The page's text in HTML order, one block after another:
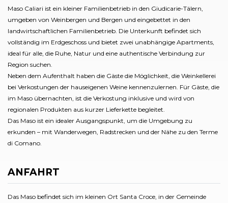
Maso Caliari ist ein kleiner Familienbetrieb in den Giudicarie-Tälern,
umgeben von Weinbergen und Bergen und eingebettet in den
landwirtschaftlichen Familienbetrieb. Die Unterkunft befindet sich
vollständig im Erdgeschoss und bietet zwei unabhängige Apartments,
ideal für alle, die Ruhe, Natur und eine authentische Verbindung zur
Region suchen.
Neben dem Aufenthalt haben die Gäste die Möglichkeit, die Weinkellerei
bei Verkostungen der hauseigenen Weine kennenzulernen. Für Gäste, die
im Maso übernachten, ist die Verkostung inklusive und wird von
regionalen Produkten aus kurzer Lieferkette begleitet.
Das Maso ist ein idealer Ausgangspunkt, um die Umgebung zu
erkunden – mit Wanderwegen, Radstrecken und der Nähe zu den Terme
di Comano.
ANFAHRT
Das Maso befindet sich im kleinen Ort Santa Croce, in der Gemeinde